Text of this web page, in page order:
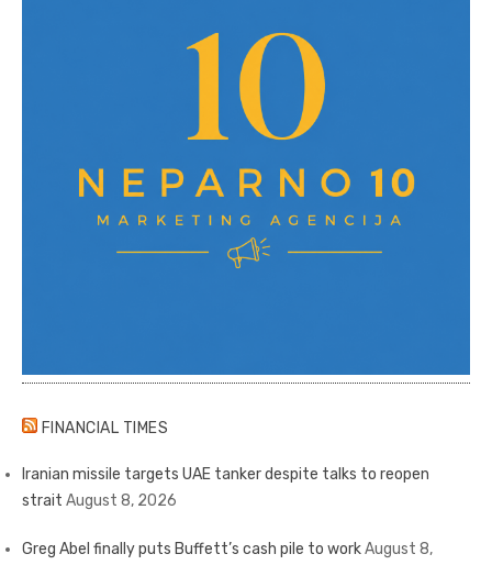
FINANCIAL TIMES
Iranian missile targets UAE tanker despite talks to reopen
strait August 8, 2026
Greg Abel finally puts Buffett’s cash pile to workAugust 8,